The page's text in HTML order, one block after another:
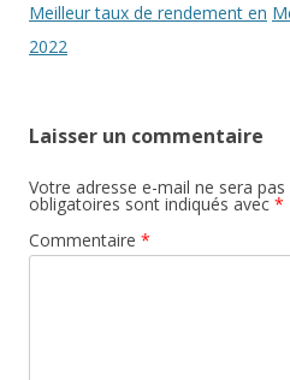
des
articles
Meilleur taux de rendement en
2022
Laisser un commentaire
Votre adresse e-mail ne sera pas
obligatoires sont indiqués avec *
Commentaire *